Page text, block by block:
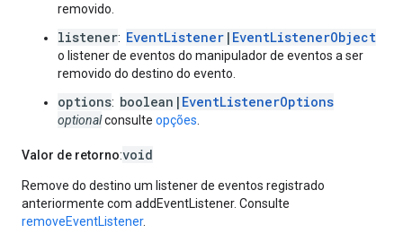
removido.
listener: EventListener | EventListenerObject
o listener de eventos do manipulador de eventos a ser
removido do destino do evento.
options: boolean| EventListenerOptions
optionalconsulte opções
Valor de retorno:void
Remove do destino um listener de eventos registrado
anteriormente com addEventListener. Consulte
removeEventListener.